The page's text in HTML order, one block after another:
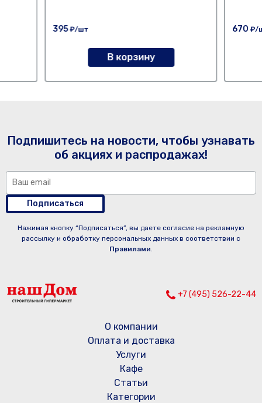
395₽/шт
В корзину
670 ₽/
Подпишитесь на новости, чтобы узнавать
об акциях и распродажах!
Подписаться
Нажимая кнопку “Подписаться”, вы даете согласие на рекламную
рассылку и обработку персональных данных в соответствии с
Правилами.
+7 (495) 526-22-44
О компании
Оплата и доставка
Услуги
Кафе
Статьи
Категории